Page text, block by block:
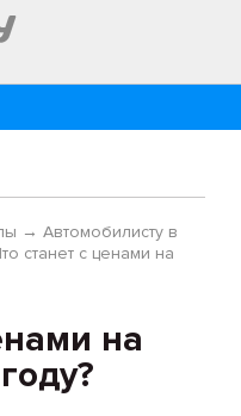
→ Автомобилисту в
станет с ценами на
на